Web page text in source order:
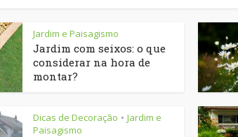
Jardim e Paisagismo
Jardim com seixos: o que
considerar na hora de
montar?
Dicas de Decoração • Jardim e
Paisagismo